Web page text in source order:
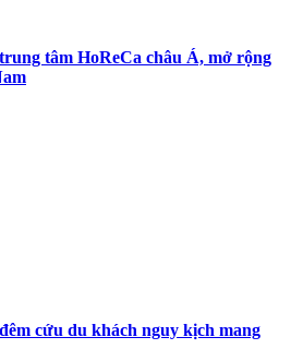
tâm HoReCa châu Á, mở rộng
cứu du khách nguy kịch mang